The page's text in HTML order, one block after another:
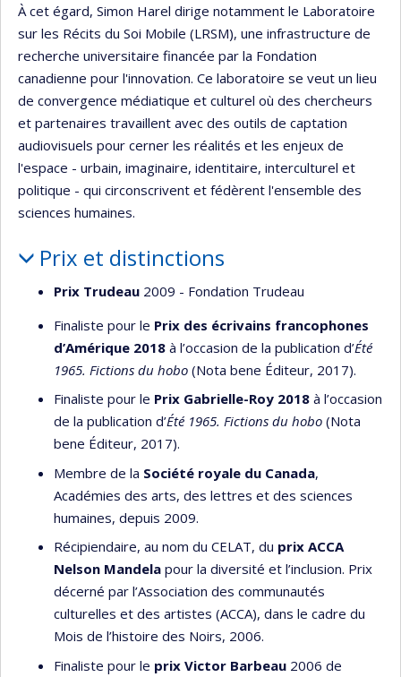
À cet égard, Simon Harel dirige notamment le Laboratoire
sur les Récits du Soi Mobile (LRSM), une infrastructure de
recherche universitaire financée par la Fondation
canadienne pour l'innovation. Ce laboratoire se veut un lieu
de convergence médiatique et culturel où des chercheurs
et partenaires travaillent avec des outils de captation
audiovisuels pour cerner les réalités et les enjeux de
l'espace - urbain, imaginaire, identitaire, interculturel et
politique - qui circonscrivent et fédèrent l'ensemble des
sciences humaines.
Prix et distinctions
Prix Trudeau 2009 - Fondation Trudeau
Finaliste pour le Prix des écrivains francophones
d’Amérique 2018 à l’occasion de la publication d’Été
1965. Fictions du hobo (Nota bene Éditeur, 2017).
Finaliste pour le Prix Gabrielle-Roy 2018 à l’occasion
de la publication d’Été 1965. Fictions du hobo (Nota
bene Éditeur, 2017).
Membre de la Société royale du Canada,
Académies des arts, des lettres et des sciences
humaines, depuis 2009.
Récipiendaire, au nom du CELAT, du prix ACCA
Nelson Mandela pour la diversité et l’inclusion. Prix
décerné par l’Association des communautés
culturelles et des artistes (ACCA), dans le cadre du
Mois de l’histoire des Noirs, 2006.
Finaliste pour le prix Victor Barbeau 2006 de